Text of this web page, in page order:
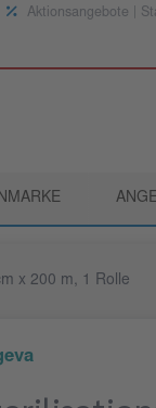
Aktionsangebote |
x 200 m, 1 Rolle